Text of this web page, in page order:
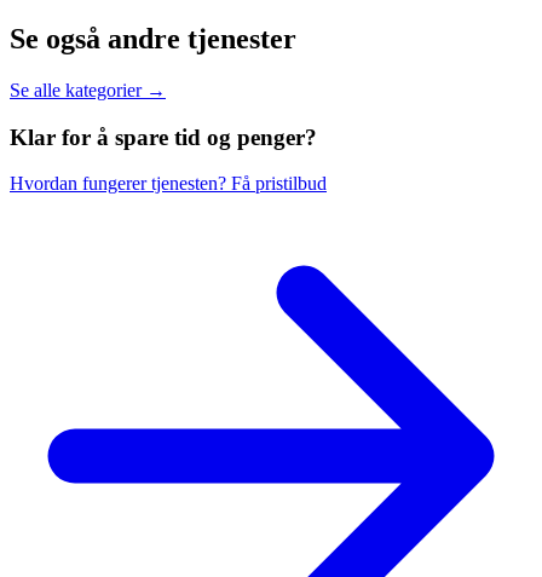
Se også andre tjenester
Se alle kategorier →
Klar for å spare tid og penger?
Hvordan fungerer tjenesten? Få pristilbud